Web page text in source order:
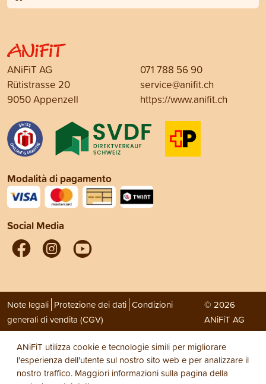
ANiFiT AG
Rütistrasse 20
9050 Appenzell
071 788 56 90
service@anifit.ch
https://www.anifit.ch
Modalità di pagamento
Social Media
Note legali Protezione dei dati Condizioni
generali di vendita (CGV)
© 2026
ANiFiT AG
ANiFiT utilizza cookie e tecnologie simili per migliorare
l'esperienza dell'utente sul nostro sito web e per analizzare il
nostro traffico. Maggiori informazioni sulla pagina della